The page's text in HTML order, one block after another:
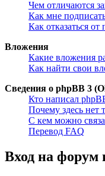
Чем отличаются
Как мне
Как отказаться от
Вложения
Какие вложения
Как найти свои
Сведения о phpBB 3
Кто написал
Почему здесь нет
С кем можно
Перевод FAQ
Вход на форум